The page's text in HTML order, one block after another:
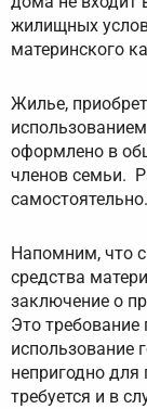
жилищных
материнского
Жилье,
оформлено в
членов семьи.
самостоятельно.
Напомним, что
средства
заключение о
Это требование
использование
непригодно
требуется и в